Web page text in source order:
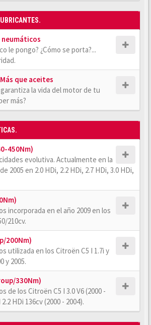
neumáticos
le pongo? ¿Cómo se porta?...
que aceites
la vida del motor de tu
más?
450Nm)
evolutiva. Actualmente en la
2005 en 2.0 HDi, 2.2 HDi, 2.7 HDi, 3.0 HDi,
incorporada en el año 2009 en los
210cv.
200Nm)
utilizada en los Citroën C5 I 1.7i y
y 2005.
330Nm)
de los Citroën C5 I 3.0 V6 (2000 -
HDi 136cv (2000 - 2004).